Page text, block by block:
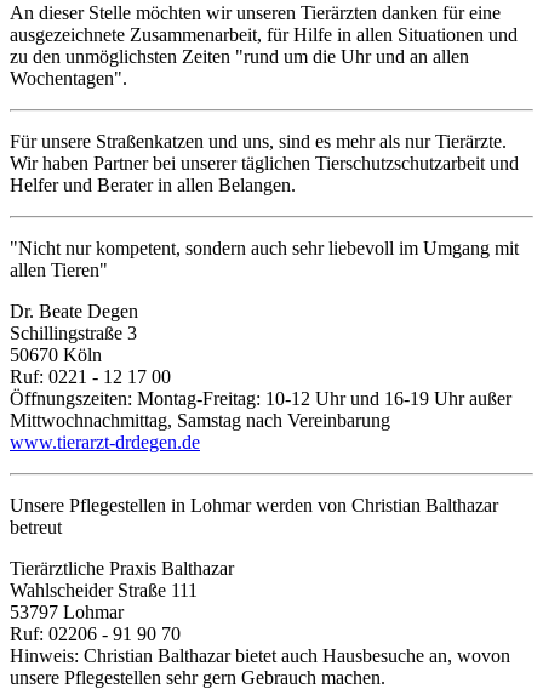
An dieser Stelle möchten wir unseren Tierärzten danken für eine
ausgezeichnete Zusammenarbeit, für Hilfe in allen Situationen und
zu den unmöglichsten Zeiten "rund um die Uhr und an allen
Wochentagen".
Für unsere Straßenkatzen und uns, sind es mehr als nur Tierärzte.
Wir haben Partner bei unserer täglichen Tierschutzschutzarbeit und
Helfer und Berater in allen Belangen.
"Nicht nur kompetent, sondern auch sehr liebevoll im Umgang mit
allen Tieren"
Dr. Beate Degen
Schillingstraße 3
50670 Köln
Ruf: 0221 - 12 17 00
Öffnungszeiten: Montag-Freitag: 10-12 Uhr und 16-19 Uhr außer
Mittwochnachmittag, Samstag nach Vereinbarung
www.tierarzt-drdegen.de
Unsere Pflegestellen in Lohmar werden von Christian Balthazar
betreut
Tierärztliche Praxis Balthazar
Wahlscheider Straße 111
53797 Lohmar
Ruf: 02206 - 91 90 70
Hinweis: Christian Balthazar bietet auch Hausbesuche an, wovon
unsere Pflegestellen sehr gern Gebrauch machen.